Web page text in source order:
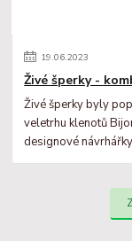
19.06.2023
Živé šperky -
Živé šperky byly
veletrhu klenotů
designové